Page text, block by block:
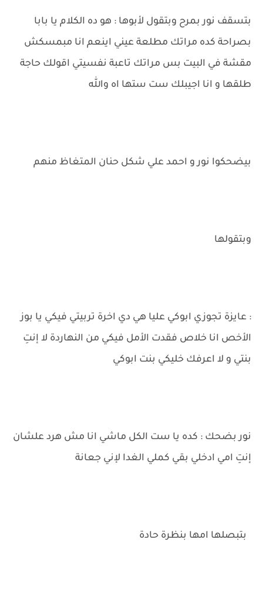
بتسقف نور بمرح وبتقول لأبوها : هو ده الكلام يا بابا
بصراحة كده مراتك مطلعة عيني اينعم انا مبمسكش
مقشة في البيت بس مراتك تاعبة نفسيتي اقولك حاجة
طلقها و انا اجيبلك ست ستها اه والله
بيضحكوا نور و احمد علي شكل حنان المتغاظ منهم
وبتقولها
: عايزة تجوزي ابوكي عليا هي دي اخرة تربيتي فيكي يا بوز
الأخص انا خلاص فقدت الأمل فيكي من النهاردة لا إنتِ
بنتي و لا اعرفك خليكي بنت ابوكي
نور بضحك : كده يا ست الكل ماشي انا مش هرد علشان
إنتِ امي ادخلي بقي كملي الغدا لإني جعانة
بتبصلها امها بنظرة حادة